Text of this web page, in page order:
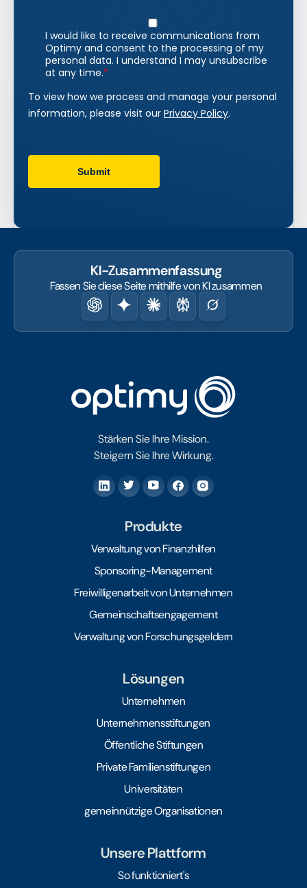
KI-Zusammenfassung
Fassen Sie diese Seite mithilfe von KI zusammen
Stärken Sie Ihre Mission.
Steigern Sie Ihre Wirkung.
Produkte
Verwaltung von Finanzhilfen
Sponsoring-Management
Freiwilligenarbeit von Unternehmen
Gemeinschaftsengagement
Verwaltung von Forschungsgeldern
Lösungen
Unternehmen
Unternehmensstiftungen
Öffentliche Stiftungen
Private Familienstiftungen
Universitäten
gemeinnützige Organisationen
Unsere Plattform
So funktioniert's